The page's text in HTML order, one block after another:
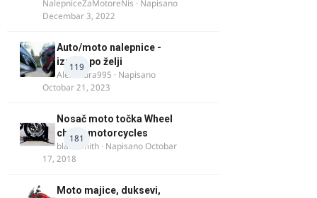
NalepniceZaMotoreNis · Napisano
Decembar 3, 2022
119
Auto/moto nalepnice -
izrada po želji
Alexandra995 · Napisano
Octobar 21, 2023
181
Nosač moto točka Wheel
chock motorcycles
blacksmith · NapisanoOctobar
17, 2018
Moto majice, duksevi,